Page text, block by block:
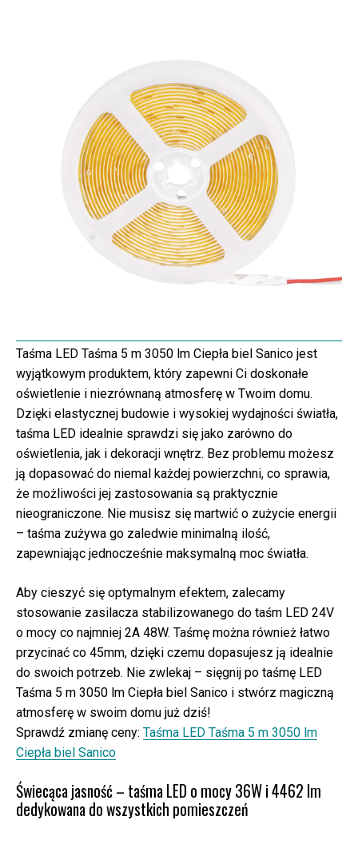
Taśma LED Taśma 5 m 3050 lm Ciepła biel Sanico jest
wyjątkowym produktem, który zapewni Ci doskonałe
oświetlenie i niezrównaną atmosferę w Twoim domu.
Dzięki elastycznej budowie i wysokiej wydajności światła,
taśma LED idealnie sprawdzi się jako zarówno do
oświetlenia, jak i dekoracji wnętrz. Bez problemu możesz
ją dopasować do niemal każdej powierzchni, co sprawia,
że możliwości jej zastosowania są praktycznie
nieograniczone. Nie musisz się martwić o zużycie energii
– taśma zużywa go zaledwie minimalną ilość,
zapewniając jednocześnie maksymalną moc światła.
Aby cieszyć się optymalnym efektem, zalecamy
stosowanie zasilacza stabilizowanego do taśm LED 24V
o mocy co najmniej 2A 48W. Taśmę można również łatwo
przycinać co 45mm, dzięki czemu dopasujesz ją idealnie
do swoich potrzeb. Nie zwlekaj – sięgnij po taśmę LED
Taśma 5 m 3050 lm Ciepła biel Sanico i stwórz magiczną
atmosferę w swoim domu już dziś!
Sprawdź zmianę ceny: Taśma LED Taśma 5 m 3050 lm
Ciepła biel Sanico
Świecąca jasność – taśma LED o mocy 36W i 4462 lm
dedykowana do wszystkich pomieszczeń